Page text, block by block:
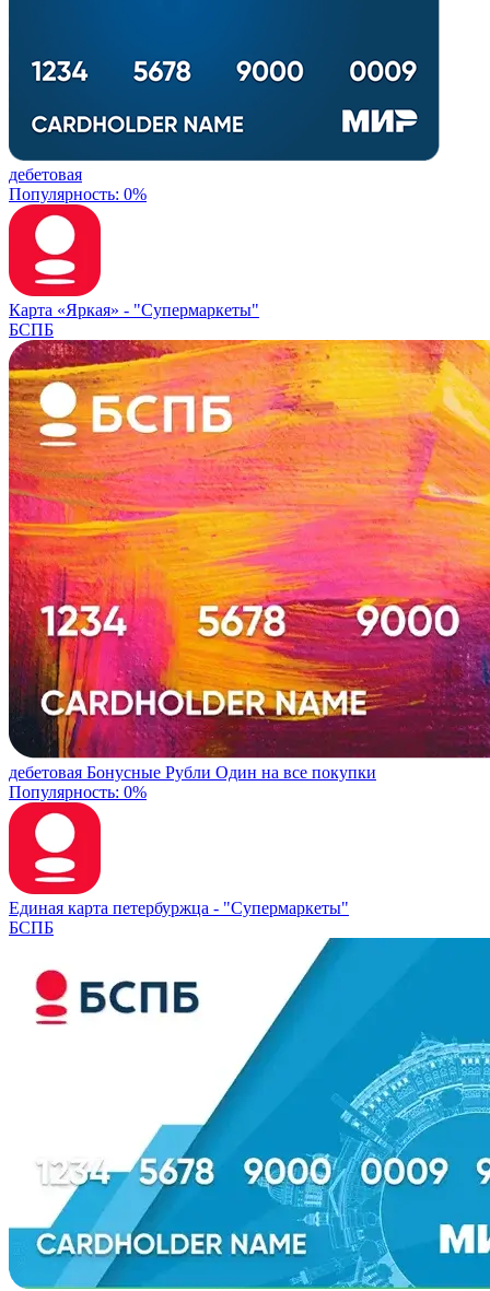
дебетовая
Популярность: 0%
Карта «Яркая» - "Супермаркеты"
БСПБ
дебетовая Бонусные Рубли Один на все покупки
Популярность: 0%
Единая карта петербуржца - "Супермаркеты"
БСПБ